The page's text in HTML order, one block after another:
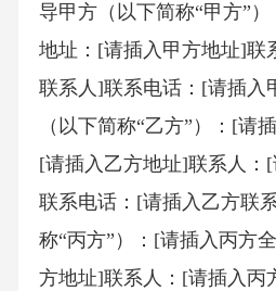
导甲方（以下简称“甲方”
地址：[请插入甲方地址]联
联系人]联系电话：[请插入
（以下简称“乙方”）：[请
[请插入乙方地址]联系人：
联系电话：[请插入乙方联
称“丙方”）：[请插入丙方
方地址]联系人：[请插入丙